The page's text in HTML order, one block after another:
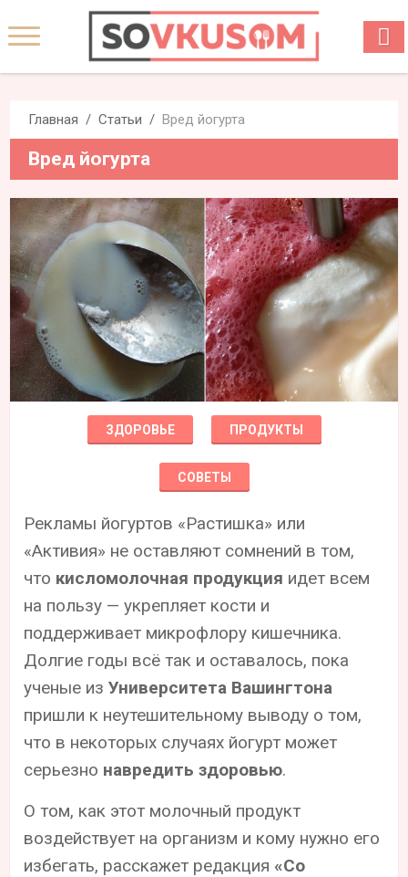
Главная Статьи Вред йогурта
Вред йогурта
ЗДОРОВЬЕ ПРОДУКТЫ
СОВЕТЫ
Рекламы йогуртов «Растишка» или
«Активия» не оставляют сомнений в том,
что кисломолочная продукция идет всем
на пользу — укрепляет кости и
поддерживает микрофлору кишечника.
Долгие годы всё так и оставалось, пока
ученые изУниверситета Вашингтона
пришли к неутешительному выводу о том,
что в некоторых случаях йогурт может
серьезно навредить здоровью.
О том, как этот молочный продукт
воздействует на организм и кому нужно его
избегать, расскажет редакция «Со